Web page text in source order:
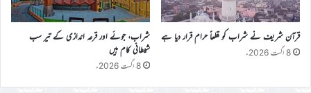
قرآن شریف نے شراب کو قطعاً حرام قرار دیا ہے
8 اگست 2026ء
شراب، جوئے اور قرعہ اندازی کے تیر سب
شیطانی کام ہیں
8 اگست 2026ء